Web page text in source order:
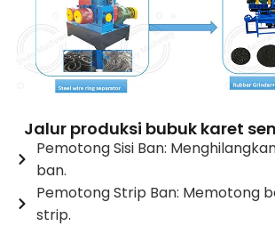
Jalur produksi bubuk karet
Pemotong Sisi Ban:
ban.
Pemotong Strip Ban: Memotong
strip.